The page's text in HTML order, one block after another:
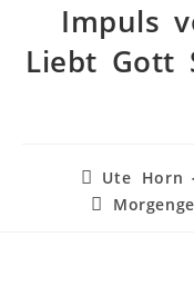
Impuls
Liebt Gott
Ute Horn